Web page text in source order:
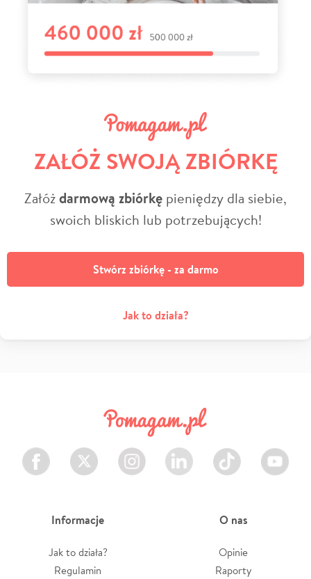
ZAŁÓŻ SWOJĄ ZBIÓRKĘ
Załóżdarmową zbiórkę pieniędzy dla siebie,
swoich bliskich lub potrzebujących!
Stwórz zbiórkę - za darmo
Jak to działa?
Facebook Twitter Instagram LinkedIn TikTok Youtube
Informacje
Jak to działa?
Regulamin
O nas
Opinie
Raporty